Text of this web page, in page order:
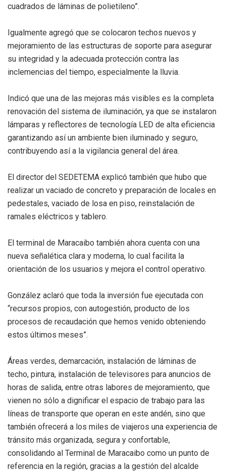
cuadrados de láminas de polietileno”.
Igualmente agregó que se colocaron techos nuevos y
mejoramiento de las estructuras de soporte para asegurar
su integridad y la adecuada protección contra las
inclemencias del tiempo, especialmente la lluvia.
Indicó que una de las mejoras más visibles es la completa
renovación del sistema de iluminación, ya que se instalaron
lámparas y reflectores de tecnología LED de alta eficiencia
garantizando así un ambiente bien iluminado y seguro,
contribuyendo así a la vigilancia general del área.
El director del SEDETEMA explicó también que hubo que
realizar un vaciado de concreto y preparación de locales en
pedestales, vaciado de losa en piso, reinstalación de
ramales eléctricos y tablero.
El terminal de Maracaibo también ahora cuenta con una
nueva señalética clara y moderna, lo cual facilita la
orientación de los usuarios y mejora el control operativo.
González aclaró que toda la inversión fue ejecutada con
“recursos propios, con autogestión, producto de los
procesos de recaudación que hemos venido obteniendo
estos últimos meses”.
Áreas verdes, demarcación, instalación de láminas de
techo, pintura, instalación de televisores para anuncios de
horas de salida, entre otras labores de mejoramiento, que
vienen no sólo a dignificar el espacio de trabajo para las
líneas de transporte que operan en este andén, sino que
también ofrecerá a los miles de viajeros una experiencia de
tránsito más organizada, segura y confortable,
consolidando al Terminal de Maracaibo como un punto de
referencia en la región, gracias a la gestión del alcalde